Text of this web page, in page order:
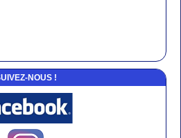
NOUS !